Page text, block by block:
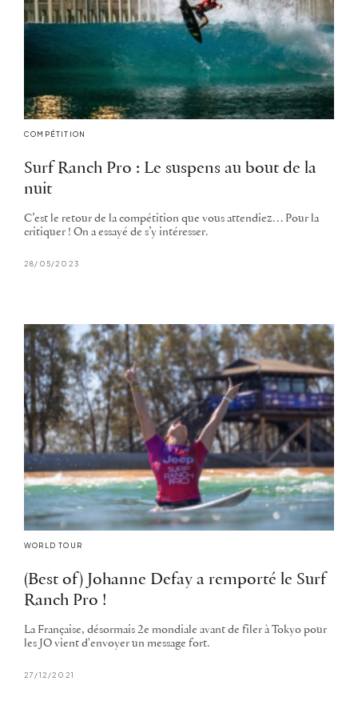
COMPÉTITION
Surf Ranch Pro : Le suspens au bout de la
nuit
C’est le retour de la compétition que vous attendiez… Pour la
critiquer ! On a essayé de s’y intéresser.
28/05/2023
WORLD TOUR
(Best of) Johanne Defay a remporté le Surf
Ranch Pro !
La Française, désormais 2e mondiale avant de filer à Tokyo pour
les JO vient d'envoyer un message fort.
27/12/2021